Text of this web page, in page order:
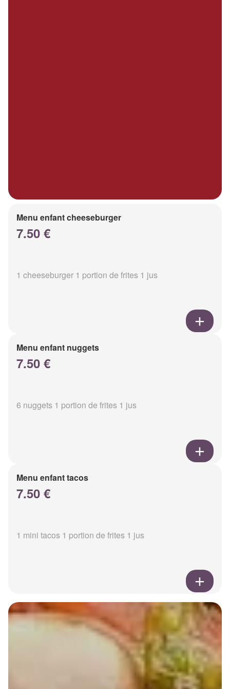
Menu enfant cheeseburger
7.50 €
1 cheeseburger 1 portion de frites 1 jus
Menu enfant nuggets
7.50 €
6 nuggets 1 portion de frites 1 jus
Menu enfant tacos
7.50 €
1 mini tacos 1 portion de frites 1 jus